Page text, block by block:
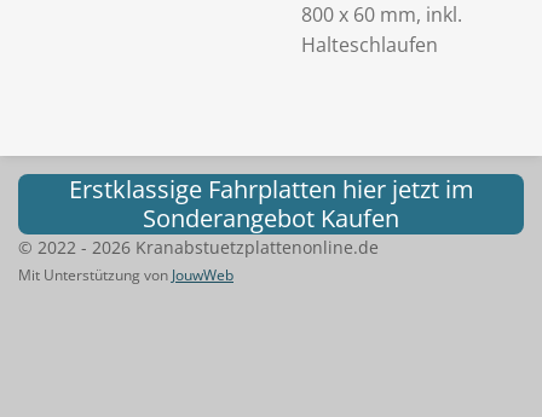
800 x 60 mm, inkl.
Halteschlaufen
Erstklassige Fahrplatten hier jetzt im
Sonderangebot Kaufen
© 2022 - 2026 Kranabstuetzplattenonline.de
Mit Unterstützung von JouwWeb